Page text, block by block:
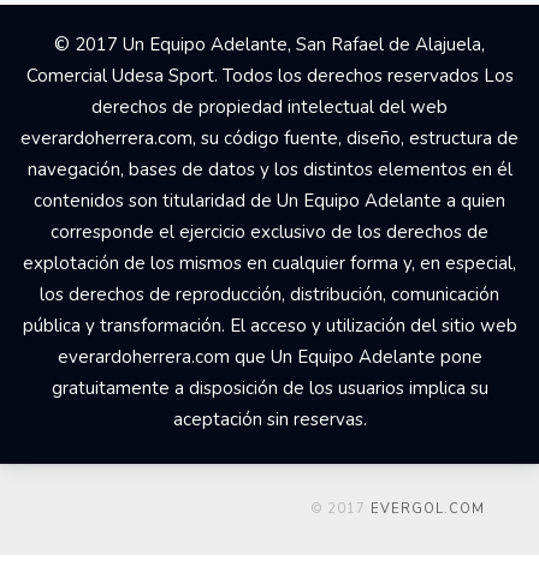
© 2017 Un Equipo Adelante, San Rafael de Alajuela,
Comercial Udesa Sport. Todos los derechos reservados Los
derechos de propiedad intelectual del web
everardoherrera.com, su código fuente, diseño, estructura de
navegación, bases de datos y los distintos elementos en él
contenidos son titularidad de Un Equipo Adelante a quien
corresponde el ejercicio exclusivo de los derechos de
explotación de los mismos en cualquier forma y, en especial,
los derechos de reproducción, distribución, comunicación
pública y transformación. El acceso y utilización del sitio web
everardoherrera.com que Un Equipo Adelante pone
gratuitamente a disposición de los usuarios implica su
aceptación sin reservas.
© 2017 EVERGOL.COM